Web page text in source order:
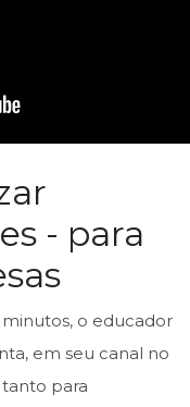
- para
o educador
em seu canal no
tanto para